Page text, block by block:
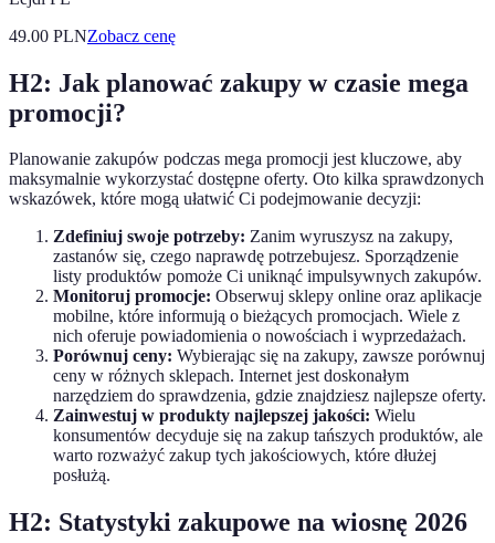
49.00 PLNZobacz cenę
H2: Jak planować zakupy w czasie mega
promocji?
Planowanie zakupów podczas mega promocji jest kluczowe, aby
maksymalnie wykorzystać dostępne oferty. Oto kilka sprawdzonych
wskazówek, które mogą ułatwić Ci podejmowanie decyzji:
Zdefiniuj swoje potrzeby: Zanim wyruszysz na zakupy,
zastanów się, czego naprawdę potrzebujesz. Sporządzenie
listy produktów pomoże Ci uniknąć impulsywnych zakupów.
Monitoruj promocje: Obserwuj sklepy online oraz aplikacje
mobilne, które informują o bieżących promocjach. Wiele z
nich oferuje powiadomienia o nowościach i wyprzedażach.
Porównuj ceny: Wybierając się na zakupy, zawsze porównuj
ceny w różnych sklepach. Internet jest doskonałym
narzędziem do sprawdzenia, gdzie znajdziesz najlepsze oferty.
Zainwestuj w produkty najlepszej jakości: Wielu
konsumentów decyduje się na zakup tańszych produktów, ale
warto rozważyć zakup tych jakościowych, które dłużej
posłużą.
H2: Statystyki zakupowe na wiosnę 2026